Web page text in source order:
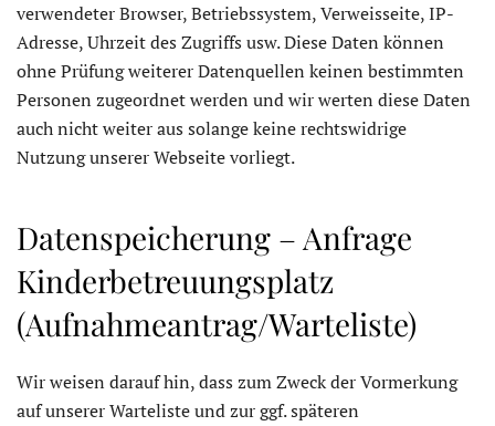
verwendeter Browser, Betriebssystem, Verweisseite, IP-
Adresse, Uhrzeit des Zugriffs usw. Diese Daten können
ohne Prüfung weiterer Datenquellen keinen bestimmten
Personen zugeordnet werden und wir werten diese Daten
auch nicht weiter aus solange keine rechtswidrige
Nutzung unserer Webseite vorliegt.
Datenspeicherung – Anfrage
Kinderbetreuungsplatz
(Aufnahmeantrag/Warteliste)
Wir weisen darauf hin, dass zum Zweck der Vormerkung
auf unserer Warteliste und zur ggf. späteren